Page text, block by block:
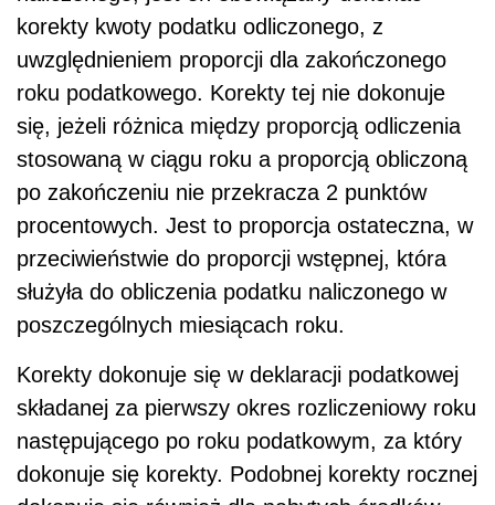
korekty kwoty podatku odliczonego, z
uwzględnieniem proporcji dla zakończonego
roku podatkowego. Korekty tej nie dokonuje
się, jeżeli różnica między proporcją odliczenia
stosowaną w ciągu roku a proporcją obliczoną
po zakończeniu nie przekracza 2 punktów
procentowych. Jest to proporcja ostateczna, w
przeciwieństwie do proporcji wstępnej, która
służyła do obliczenia podatku naliczonego w
poszczególnych miesiącach roku.
Korekty dokonuje się w deklaracji podatkowej
składanej za pierwszy okres rozliczeniowy roku
następującego po roku podatkowym, za który
dokonuje się korekty. Podobnej korekty rocznej